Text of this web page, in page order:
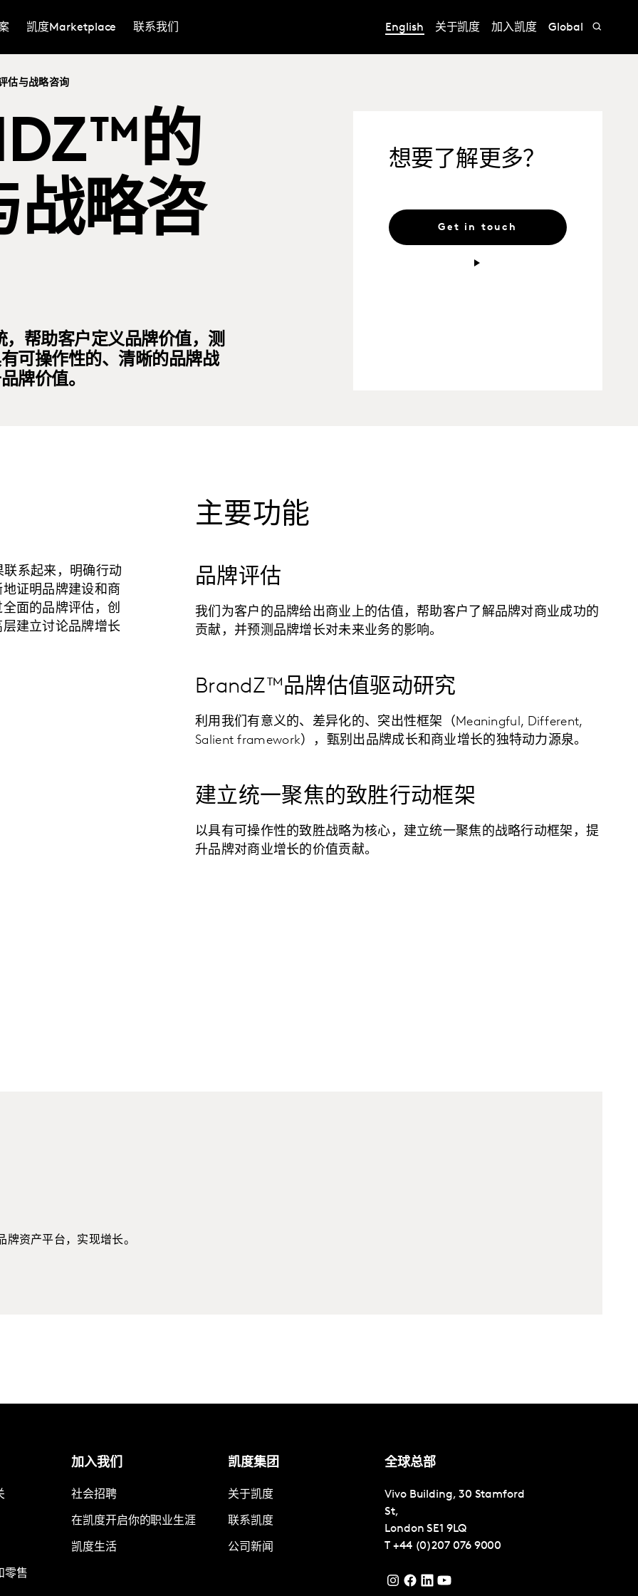
凯度Marketplace 联系我们 English 关于凯度 加入凯度 Global
估与战略咨询
的
战略咨
帮助客户定义品牌价值，测
可操作性的、清晰的品牌战
牌价值。
想要了解更多？
Get in touch
系起来，明确行动
证明品牌建设和商
面的品牌评估，创
建立讨论品牌增长
主要功能
品牌评估
我们为客户的品牌给出商业上的估值，帮助客户了解品牌对商业成功的
贡献，并预测品牌增长对未来业务的影响。
BrandZ™品牌估值驱动研究
利用我们有意义的、差异化的、突出性框架（Meaningful, Different,
Salient framework），甄别出品牌成长和商业增长的独特动力源泉。
建立统一聚焦的致胜行动框架
以具有可操作性的致胜战略为核心，建立统一聚焦的战略行动框架，提
升品牌对商业增长的价值贡献。
资产平台，实现增长。
零售
加入我们
社会招聘
在凯度开启你的职业生涯
凯度生活
凯度集团
关于凯度
联系凯度
公司新闻
全球总部
Vivo Building, 30 Stamford
St,
London SE1 9LQ
T +44 (0)207 076 9000